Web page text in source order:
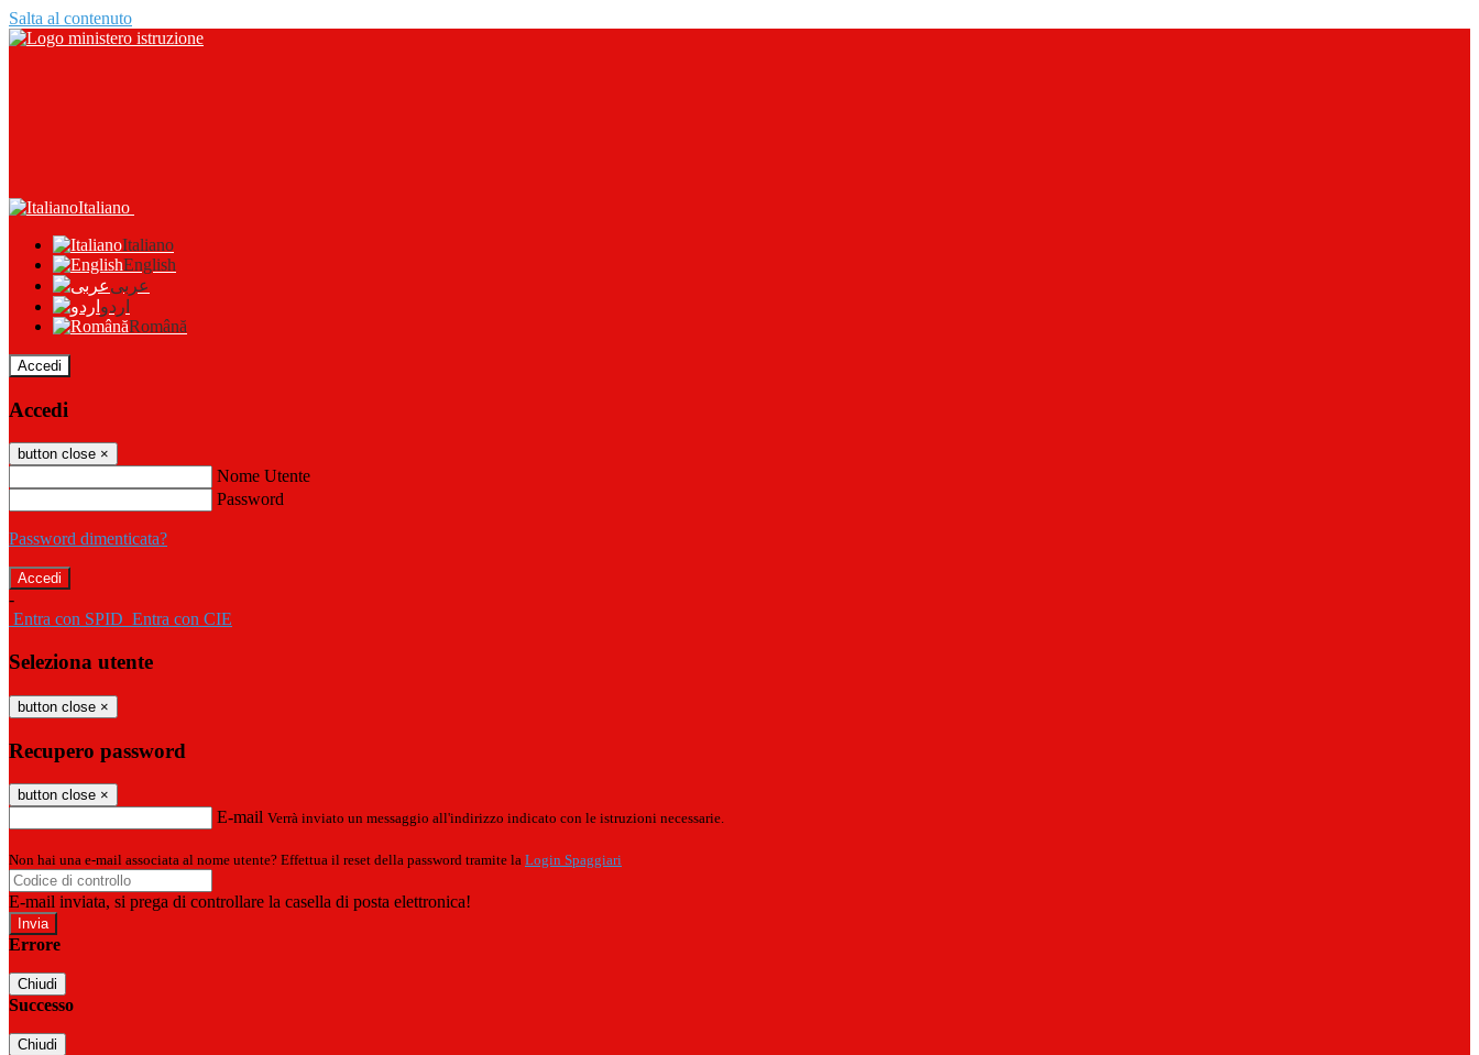
Salta al contenuto
Italiano
Italiano
English
عربى
اردو
Română
Accedi
Accedi
button close ×
Nome Utente
Password
Password dimenticata?
-
Entra con SPID Entra con CIE
Seleziona utente
button close ×
Recupero password
button close ×
E-mail Verrà inviato un messaggio all'indirizzo indicato con le istruzioni necessarie.
Non hai una e-mail associata al nome utente? Effettua il reset della password tramite la Login Spaggiari
E-mail inviata, si prega di controllare la casella di posta elettronica!
Errore
Chiudi
Successo
Chiudi